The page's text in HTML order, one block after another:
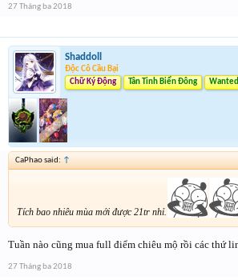
27 Tháng ba 2018
Shaddoll
Độc Cô Cầu Bại
Chữ Ký Động
Tân Tinh Biển Đông
CaPhao said: ↑
Tích bao nhiêu mùa mới được 21tr nhỉ.
Tuần nào cũng mua full điểm chiêu mộ rồi các thứ
27 Tháng ba 2018